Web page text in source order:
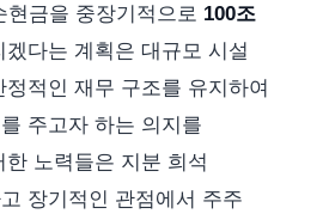
현금을 중장기적으로 100조
겠다는 계획은 대규모 시설
적인 재무 구조를 유지하여
주고자 하는 의지를
노력들은 지분 희석
장기적인 관점에서 주주